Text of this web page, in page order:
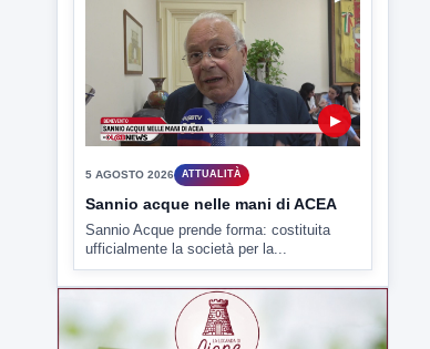
5 AGOSTO 2026 ATTUALITÀ
Sannio acque nelle mani di ACEA
Sannio Acque prende forma: costituita
ufficialmente la società per la...